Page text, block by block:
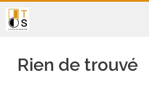
Aller
au
Rien de trouvé